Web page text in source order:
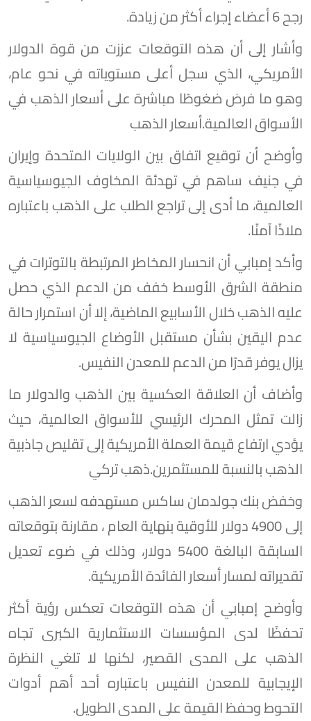
رجح 6 أعضاء إجراء أكثر من زيادة.
وأشار إلى أن هذه التوقعات عززت من قوة الدولار
الأمريكي، الذي سجل أعلى مستوياته في نحو عام،
وهو ما فرض ضغوطًا مباشرة على أسعار الذهب في
الأسواق العالمية.أسعار الذهب
وأوضح أن توقيع اتفاق بين الولايات المتحدة وإيران
في جنيف ساهم في تهدئة المخاوف الجيوسياسية
العالمية، ما أدى إلى تراجع الطلب على الذهب باعتباره
ملاذًا آمنًا.
وأكد إمبابي أن انحسار المخاطر المرتبطة بالتوترات في
منطقة الشرق الأوسط خفف من الدعم الذي حصل
عليه الذهب خلال الأسابيع الماضية، إلا أن استمرار حالة
عدم اليقين بشأن مستقبل الأوضاع الجيوسياسية لا
يزال يوفر قدرًا من الدعم للمعدن النفيس.
وأضاف أن العلاقة العكسية بين الذهب والدولار ما
زالت تمثل المحرك الرئيسي للأسواق العالمية، حيث
يؤدي ارتفاع قيمة العملة الأمريكية إلى تقليص جاذبية
الذهب بالنسبة للمستثمرين.ذهب تركي
وخفض بنك جولدمان ساكس مستهدفه لسعر الذهب
إلى 4900 دولار للأوقية بنهاية العام ، مقارنة بتوقعاته
السابقة البالغة 5400 دولار، وذلك في ضوء تعديل
تقديراته لمسار أسعار الفائدة الأمريكية.
وأوضح إمبابي أن هذه التوقعات تعكس رؤية أكثر
تحفظًا لدى المؤسسات الاستثمارية الكبرى تجاه
الذهب على المدى القصير، لكنها لا تلغي النظرة
الإيجابية للمعدن النفيس باعتباره أحد أهم أدوات
التحوط وحفظ القيمة على المدى الطويل.